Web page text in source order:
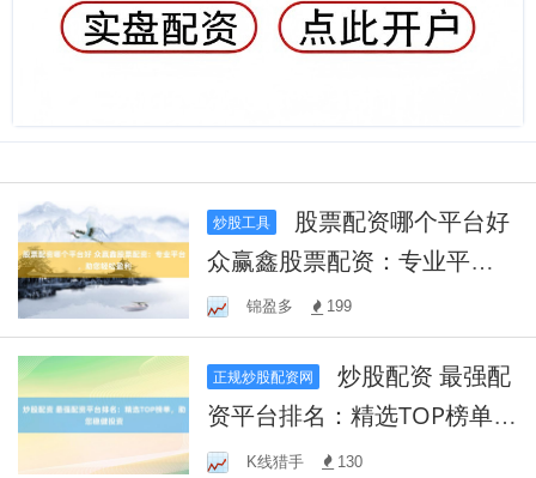
炒股工具
众赢鑫股票配资：专业平
台，助您轻松盈利
锦盈多 199
正规炒股配资网
炒股配资 最强配
资平台排名：精选TOP榜单，
助您稳健投资
K线猎手 130